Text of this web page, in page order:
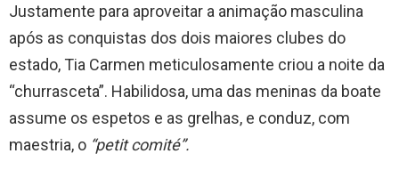
Justamente para aproveitar a animação masculina
após as conquistas dos dois maiores clubes do
estado, Tia Carmen meticulosamente criou a noite da
“churrasceta”. Habilidosa, uma das meninas da boate
assume os espetos e as grelhas, e conduz, com
maestria, o “petit comité”.